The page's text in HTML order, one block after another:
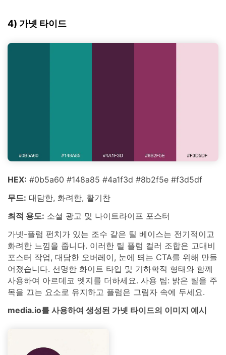
4) 가넷 타이드
HEX: #0b5a60 #148a85 #4a1f3d #8b2f5e #f3d5df
무드: 대담한, 화려한, 활기찬
최적 용도: 소셜 광고 및 나이트라이프 포스터
가넷-플럼 펀치가 있는 조수 같은 틸 베이스는 전기적이고
화려한 느낌을 줍니다. 이러한 틸 플럼 컬러 조합은 고대비
포스터 작업, 대담한 오버레이, 눈에 띄는 CTA를 위해 만들
어졌습니다. 선명한 화이트 타입 및 기하학적 형태와 함께
사용하여 아르데코 엣지를 더하세요. 사용 팁: 밝은 틸을 주
목을 끄는 요소로 유지하고 플럼은 그림자 속에 두세요.
media.io를 사용하여 생성된 가넷 타이드의 이미지 예시